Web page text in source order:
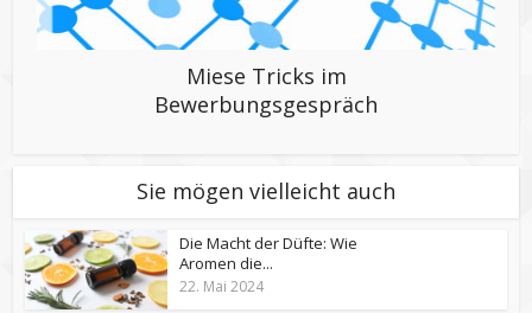
Miese Tricks im
Bewerbungsgespräch
Sie mögen vielleicht auch
Die Macht der Düfte: Wie
Aromen die...
22. Mai 2024